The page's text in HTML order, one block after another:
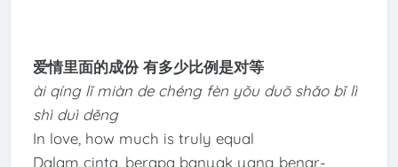
爱情里面的成份 有多少比例是对等
ài qíng lǐ miàn de chéng fèn yǒu duō shǎo bǐ lì
shì duì děng
In love, how much is truly equal
Dalam cinta, berapa banyak yang benar-